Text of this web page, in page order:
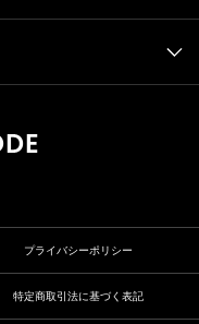
プライバシーポリシー
特定商取引法に基づく表記